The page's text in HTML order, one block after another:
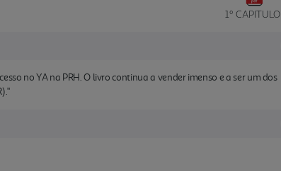
1º CAPITULO
no YA na PRH. O livro continua a vender imenso e a ser um dos